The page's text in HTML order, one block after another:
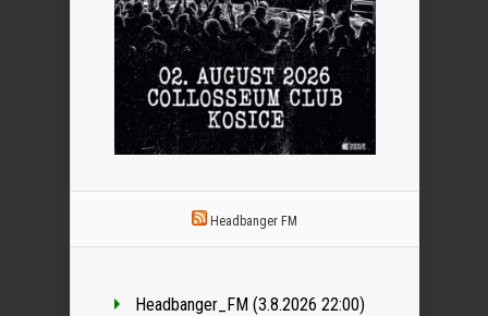
Headbanger FM
Headbanger_FM (3.8.2026 22:00)